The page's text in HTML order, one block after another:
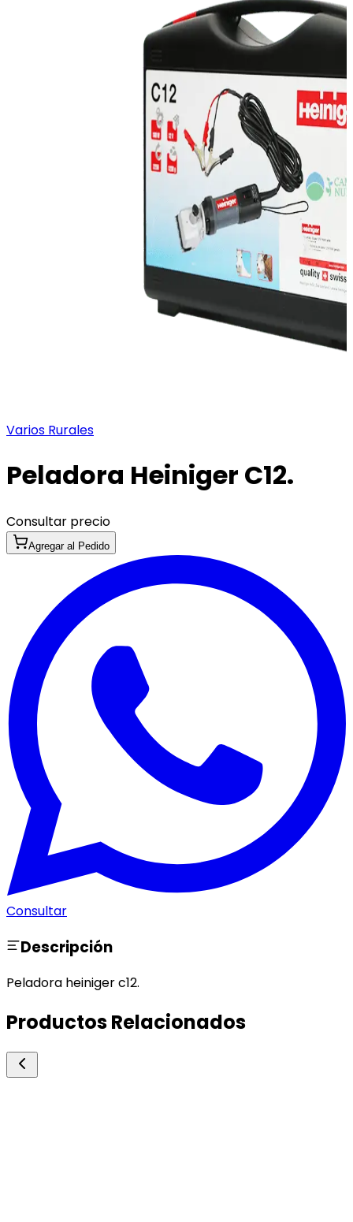
Varios Rurales
Peladora Heiniger C12.
Consultar precio
Agregar al Pedido
Consultar
Descripción
Peladora heiniger c12.
Productos Relacionados